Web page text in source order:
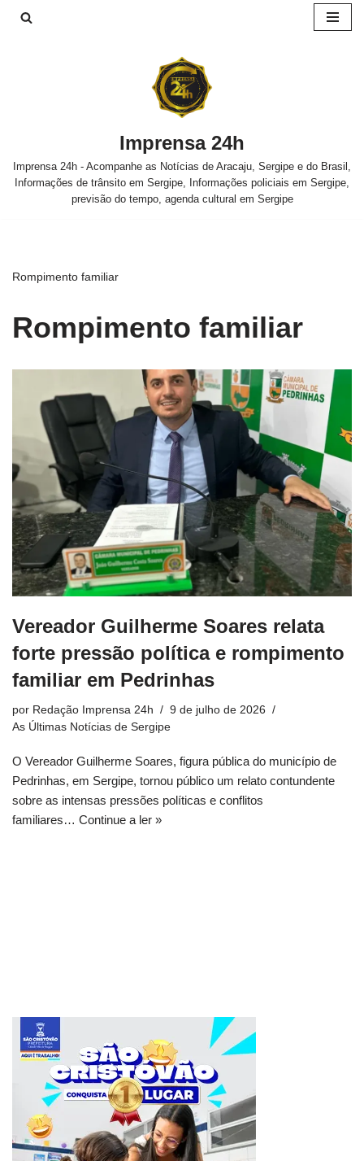
Imprensa 24h
Imprensa 24h - Acompanhe as Notícias de Aracaju, Sergipe e do Brasil,
Informações de trânsito em Sergipe, Informações policiais em Sergipe,
previsão do tempo, agenda cultural em Sergipe
Rompimento familiar
Rompimento familiar
Vereador Guilherme Soares relata
forte pressão política e rompimento
familiar em Pedrinhas
por Redação Imprensa 24h
9 de julho de 2026
As Últimas Notícias de Sergipe
O Vereador Guilherme Soares, figura pública do município de
Pedrinhas, em Sergipe, tornou público um relato contundente
sobre as intensas pressões políticas e conflitos
familiares… Continue a ler »